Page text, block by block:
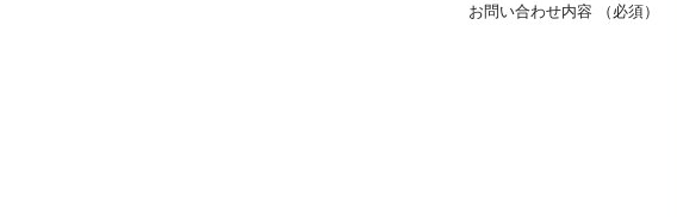
お問い合わせ内容 （必須）